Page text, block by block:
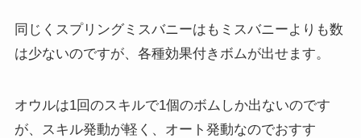
同じくスプリングミスバニーはもミスバニーよりも数
は少ないのですが、各種効果付きボムが出せます。
オウルは1回のスキルで1個のボムしか出ないのです
が、スキル発動が軽く、オート発動なのでおすす